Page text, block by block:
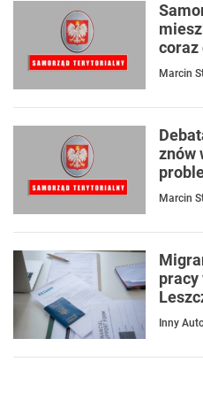
coraz
Marcin
znów
Marcin
pracy
Inny